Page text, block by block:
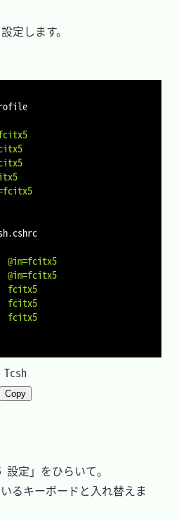
します。
@im=fcitx5
@im=fcitx5
fcitx5
fcitx5
fcitx5
Tcsh
Copy
定」をひらいて。
るキーボードと入れ替えま